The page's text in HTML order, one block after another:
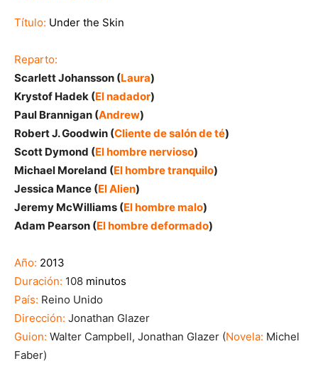
Título: Under the Skin
Reparto:
Scarlett Johansson (Laura)
Krystof Hadek (El nadador)
Paul Brannigan (Andrew)
Robert J. Goodwin (Cliente de salón de té)
Scott Dymond (El hombre nervioso)
Michael Moreland (El hombre tranquilo)
Jessica Mance (El Alien)
Jeremy McWilliams (El hombre malo)
Adam Pearson (El hombre deformado)
Año: 2013
Duración: 108 minutos
País: Reino Unido
Dirección: Jonathan Glazer
Guion: Walter Campbell, Jonathan Glazer (Novela: Michel
Faber)